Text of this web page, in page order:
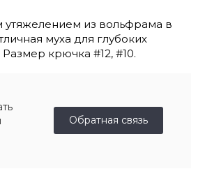
утяжелением из вольфрама в
муха для глубоких
крючка #12, #10.
Обратная связь